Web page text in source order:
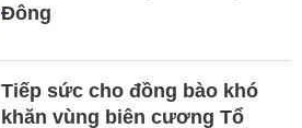
Đông
Tiếp sức cho đồng bào khó
khăn vùng biên cương Tổ